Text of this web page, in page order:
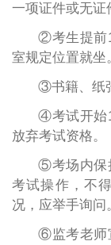
一项证件或无证
②考生提前
室规定位置就坐
③书籍、纸
④考试开始
放弃考试资格。
⑤考场内保
考试操作，不
况，应举手询问
⑥监考老师